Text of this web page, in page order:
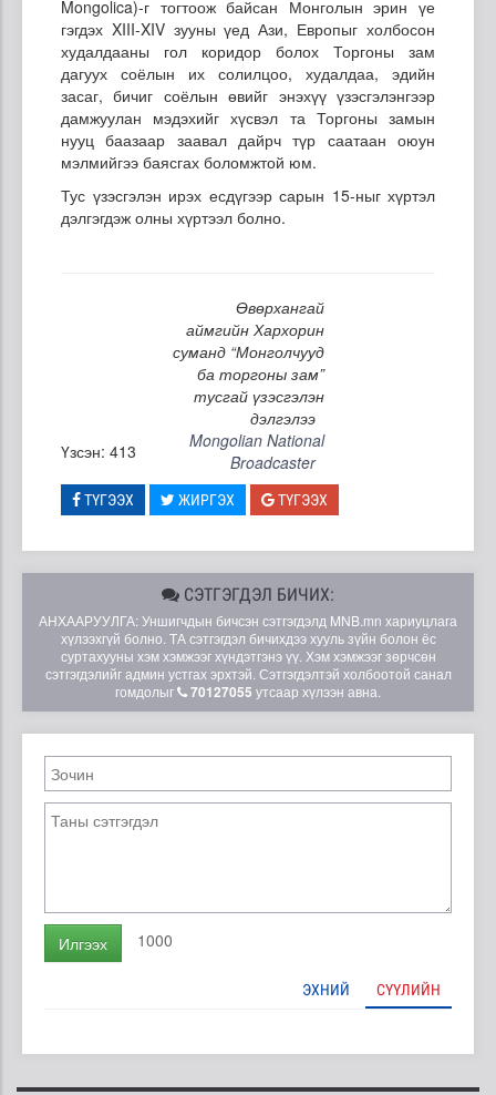
Mongolica)-г тогтоож байсан Монголын эрин үе
гэгдэх XIII-XIV зууны үед Ази, Европыг холбосон
худалдааны гол коридор болох Торгоны зам
дагуух соёлын их солилцоо, худалдаа, эдийн
засаг, бичиг соёлын өвийг энэхүү үзэсгэлэнгээр
дамжуулан мэдэхийг хүсвэл та Торгоны замын
нууц баазаар заавал дайрч түр саатаан оюун
мэлмийгээ баясгах боломжтой юм.
Тус үзэсгэлэн ирэх есдүгээр сарын 15-ныг хүртэл
дэлгэгдэж олны хүртээл болно.
Өвөрхангай
аймгийн Хархорин
суманд “Монголчууд
ба торгоны зам”
тусгай үзэсгэлэн
дэлгэлээ
Үзсэн: 413
Mongolian National
Broadcaster
ТҮГЭЭХ ЖИРГЭХ ТҮГЭЭХ
СЭТГЭГДЭЛ БИЧИХ:
АНХААРУУЛГА: Уншигчдын бичсэн сэтгэгдэлд MNB.mn хариуцлага
хүлээхгүй болно. ТА сэтгэгдэл бичихдээ хууль зүйн болон ёс
суртахууны хэм хэмжээг хүндэтгэнэ үү. Хэм хэмжээг зөрчсөн
сэтгэгдэлийг админ устгах эрхтэй. Сэтгэгдэлтэй холбоотой санал
гомдолыг
70127055 утсаар хүлээн авна.
Илгээх 1000
ЭХНИЙ СҮҮЛИЙН